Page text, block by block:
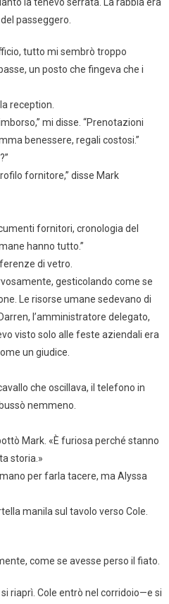
la tenevo serrata. La rabbia era
passeggero.
tutto mi sembrò troppo
un posto che fingeva che i
reception.
mi disse. “Prenotazioni
benessere, regali costosi.”
fornitore,” disse Mark
fornitori, cronologia del
hanno tutto.”
di vetro.
gesticolando come se
Le risorse umane sedevano di
l’amministratore delegato,
visto solo alle feste aziendali era
un giudice.
che oscillava, il telefono in
nemmeno.
Mark. «È furiosa perché stanno
storia.»
per farla tacere, ma Alyssa
manila sul tavolo verso Cole.
come se avesse perso il fiato.
riaprì. Cole entrò nel corridoio—e si